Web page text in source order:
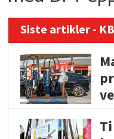
Siste artikler -